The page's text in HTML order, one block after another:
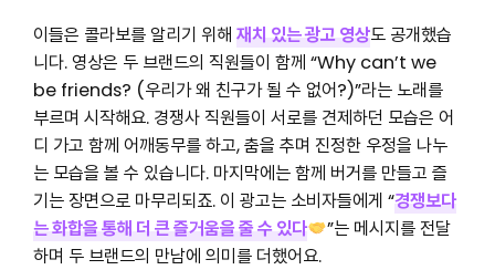
이들은 콜라보를 알리기 위해 재치 있는 광고 영상도 공개했습
니다. 영상은 두 브랜드의 직원들이 함께 “Why can’t we
be friends? (우리가 왜 친구가 될 수 없어?)”라는 노래를
부르며 시작해요. 경쟁사 직원들이 서로를 견제하던 모습은 어
디 가고 함께 어깨동무를 하고, 춤을 추며 진정한 우정을 나누
는 모습을 볼 수 있습니다. 마지막에는 함께 버거를 만들고 즐
기는 장면으로 마무리되죠. 이 광고는 소비자들에게 “경쟁보다
는 화합을 통해 더 큰 즐거움을 줄 수 있다
”는 메시지를 전달
하며 두 브랜드의 만남에 의미를 더했어요.